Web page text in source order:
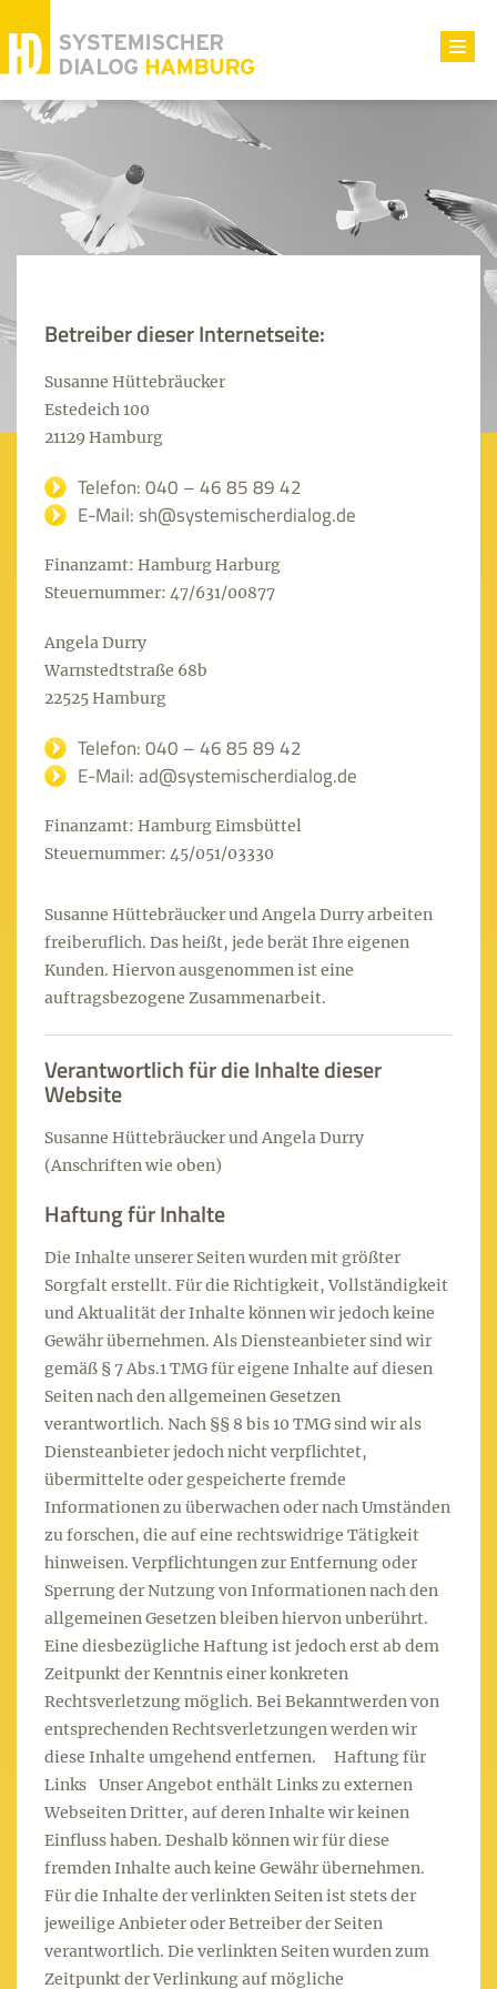
Toggle
Betreiber dieser Internetseite:
Susanne Hüttebräucker
Estedeich 100
21129 Hamburg
Telefon: 040 – 46 85 89 42
E-Mail: sh@systemischerdialog.de
Finanzamt: Hamburg Harburg
Steuernummer: 47/631/00877
Angela Durry
Warnstedtstraße 68b
22525 Hamburg
Telefon: 040 – 46 85 89 42
E-Mail: ad@systemischerdialog.de
Finanzamt: Hamburg Eimsbüttel
Steuernummer: 45/051/03330
Susanne Hüttebräucker und Angela Durry arbeiten
freiberuflich. Das heißt, jede berät Ihre eigenen
Kunden. Hiervon ausgenommen ist eine
auftragsbezogene Zusammenarbeit.
Verantwortlich für die Inhalte dieser
Website
Susanne Hüttebräucker und Angela Durry
(Anschriften wie oben)
Haftung für Inhalte
Die Inhalte unserer Seiten wurden mit größter
Sorgfalt erstellt. Für die Richtigkeit, Vollständigkeit
und Aktualität der Inhalte können wir jedoch keine
Gewähr übernehmen. Als Diensteanbieter sind wir
gemäß § 7 Abs.1 TMG für eigene Inhalte auf diesen
Seiten nach den allgemeinen Gesetzen
verantwortlich. Nach §§ 8 bis 10 TMG sind wir als
Diensteanbieter jedoch nicht verpflichtet,
übermittelte oder gespeicherte fremde
Informationen zu überwachen oder nach Umständen
zu forschen, die auf eine rechtswidrige Tätigkeit
hinweisen. Verpflichtungen zur Entfernung oder
Sperrung der Nutzung von Informationen nach den
allgemeinen Gesetzen bleiben hiervon unberührt.
Eine diesbezügliche Haftung ist jedoch erst ab dem
Zeitpunkt der Kenntnis einer konkreten
Rechtsverletzung möglich. Bei Bekanntwerden von
entsprechenden Rechtsverletzungen werden wir
diese Inhalte umgehend entfernen. Haftung für
Links Unser Angebot enthält Links zu externen
Webseiten Dritter, auf deren Inhalte wir keinen
Einfluss haben. Deshalb können wir für diese
fremden Inhalte auch keine Gewähr übernehmen.
Für die Inhalte der verlinkten Seiten ist stets der
jeweilige Anbieter oder Betreiber der Seiten
verantwortlich. Die verlinkten Seiten wurden zum
Zeitpunkt der Verlinkung auf mögliche